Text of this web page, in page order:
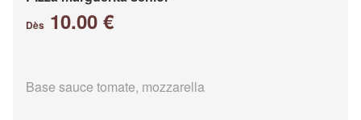
Dès 10.00 €
Base sauce tomate, mozzarella